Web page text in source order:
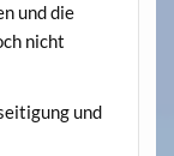
und die
nicht
und